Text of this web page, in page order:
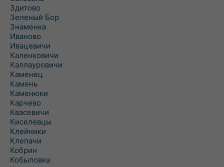
Здитово
Зеленый Бор
Знаменка
Иваново
Ивацевичи
Каленковичи
Каллауровичи
Каменец
Камень
Каменюки
Карчево
Квасевичи
Киселевцы
Клейники
Клепачи
Кобрин
Кобыловка